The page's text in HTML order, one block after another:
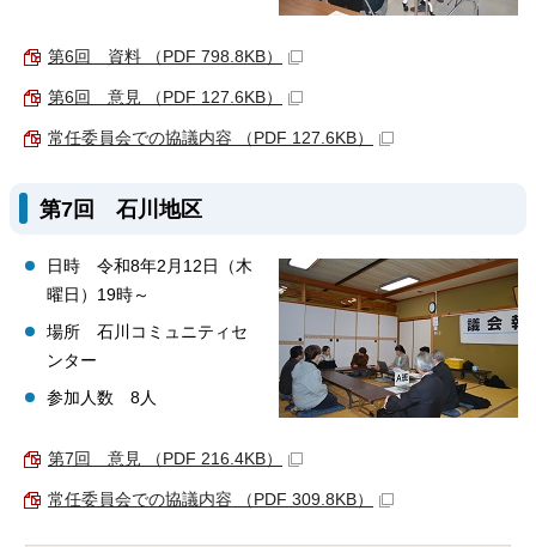
第6回 資料 （PDF 798.8KB）
第6回 意見 （PDF 127.6KB）
常任委員会での協議内容 （PDF 127.6KB）
第7回 石川地区
日時 令和8年2月12日（木
曜日）19時～
場所 石川コミュニティセ
ンター
参加人数 8人
第7回 意見 （PDF 216.4KB）
常任委員会での協議内容 （PDF 309.8KB）